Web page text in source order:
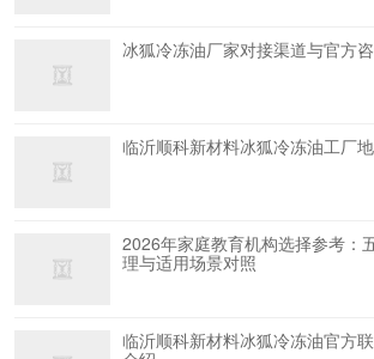
冰狐冷冻油厂家对接渠道与官方
临沂顺科新材料冰狐冷冻油工厂
2026年家庭教育机构选择参考：
理与适用场景对照
临沂顺科新材料冰狐冷冻油官方